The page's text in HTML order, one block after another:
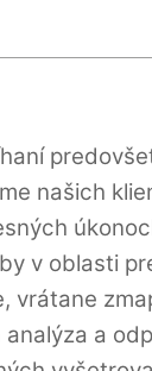
našich
v oblasti
vrátane
a